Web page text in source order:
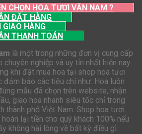
CHỌN HOA TƯƠI VĂN NAM ?
ĐẶT HÀNG
GIAO HÀNG
THANH TOÁN
là một trong những đơn vị cung cấp
nghiệp và uy tín nhất hiện nay
khi đặt mua hoa tại shop hoa tươi
bảo các tiêu chí như: Hoa luôn
mẫu đã chọn trên website, nhận
giao hoa nhanh siêu tốc chỉ trong
thành phố Việt Nam. Shop hoa tươi
lại tiền cho quý khách 100% nếu
không hài lòng về bất kỳ điều gì.